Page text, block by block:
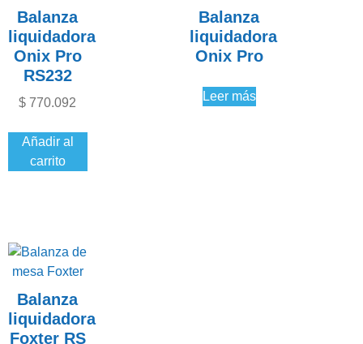
Balanza
liquidadora
Onix Pro
RS232
$ 770.092
Añadir al
carrito
Balanza
liquidadora
Onix Pro
Leer más
Balanza
liquidadora
Foxter RS